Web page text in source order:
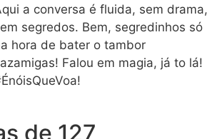
a conversa é fluida, sem drama,
segredos. Bem, segredinhos só
hora de bater o tambor
Falou em magia, já to lá!
de 127